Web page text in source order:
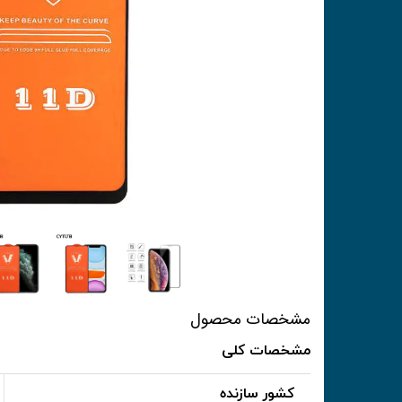
مشخصات محصول
مشخصات کلی
کشور سازنده